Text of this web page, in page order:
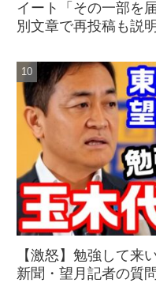
イート「その一部を
別文章で再投稿も説
【激怒】勉強して来
新聞・望月記者の質